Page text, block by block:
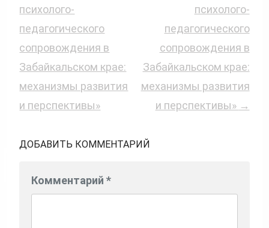
Navigation
психолого-
педагогического
сопровождения в
Забайкальском крае:
механизмы развития
и перспективы»
психолого-
педагогического
сопровождения в
Забайкальском крае:
механизмы развития
и перспективы» →
ДОБАВИТЬ КОММЕНТАРИЙ
Комментарий*